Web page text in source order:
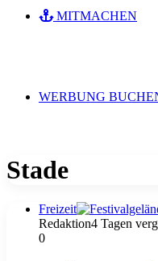
MITMACHEN
WERBUNG
Stade
Freizeit
Redaktion4 Tagen
0